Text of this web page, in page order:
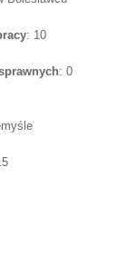
: 10
: 0